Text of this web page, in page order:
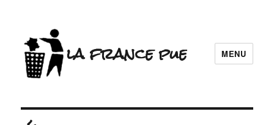
la france pue MENU